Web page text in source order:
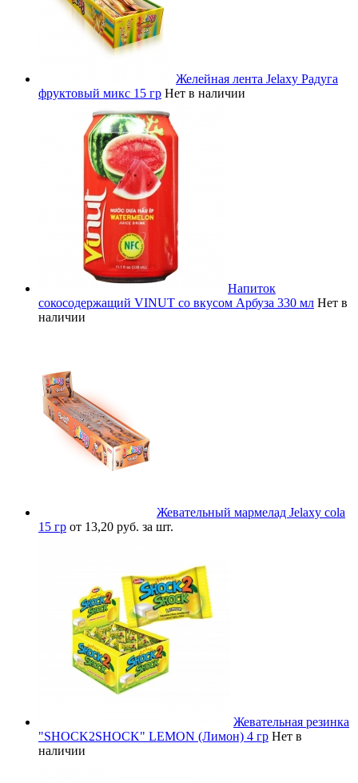
Желейная лента Jelaxy Радуга
фруктовый микс 15 гр Нет в наличии
Напиток
сокосодержащий VINUT со вкусом Арбуза 330 мл Нет в
наличии
Жевательный мармелад Jelaxy cola
15 гр от 13,20 руб. за шт.
Жевательная резинка
"SHOCK2SHOCK" LEMON (Лимон) 4 гр Нет в
наличии